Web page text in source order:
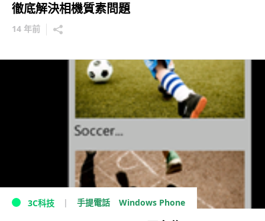
徹底解決相機質素問題
14 年前
3C科技 手提電話 Windows Phone